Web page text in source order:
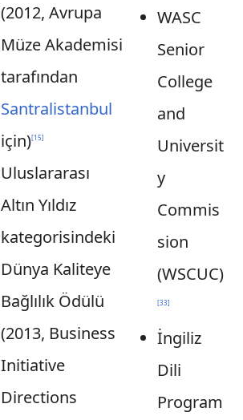
(2012, Avrupa
Müze Akademisi
tarafından
Santralistanbul
için)[15]
Uluslararası
Altın Yıldız
kategorisindeki
Dünya Kaliteye
Bağlılık Ödülü
(2013, Business
Initiative
Directions
WASC
Senior
College
and
Universit
y
Commis
sion
(WSCUC)
[33]
İngiliz
Dili
Program